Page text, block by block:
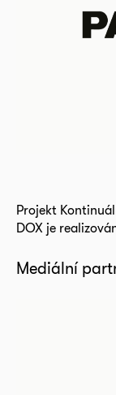
Projekt
DOX je
Mediální